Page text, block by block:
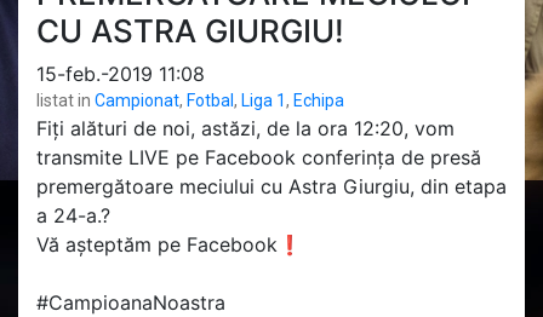
CU ASTRA GIURGIU!
15-feb.-2019 11:08
listat in Campionat, Fotbal , Liga 1, Echipa
Fiți alături de noi, astăzi, de la ora 12:20, vom
transmite LIVE pe Facebook conferința de presă
premergătoare meciului cu Astra Giurgiu, din etapa
a 24-a.?
Vă așteptăm pe Facebook ❗
#CampioanaNoastra